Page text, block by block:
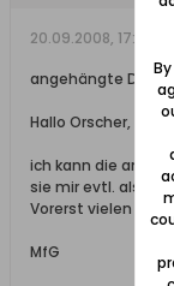
20.09.2008, 17:44
angehängte Datei
Hallo Orscher,
ich kann die
sie mir evtl. als
Vorerst vielen
MfG